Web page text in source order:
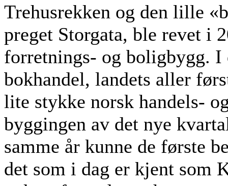
Trehusrekken og den lille
preget Storgata, ble revet i
forretnings- og boligbygg. I
bokhandel, landets aller
lite stykke norsk handels-
byggingen av det nye
samme år kunne de første
det som i dag er kjent som